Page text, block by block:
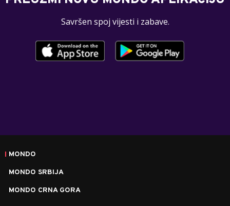
Savršen spoj vijesti i zabave.
MONDO
MONDO SRBIJA
MONDO CRNA GORA